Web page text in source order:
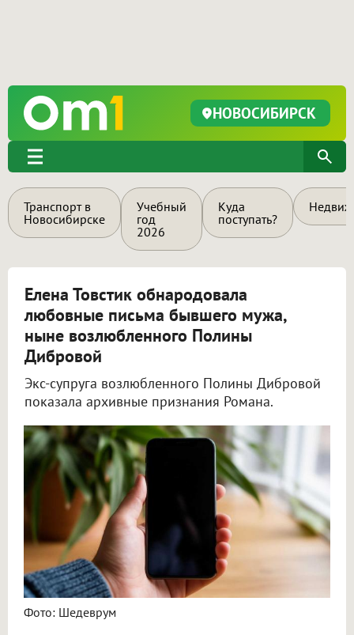
НОВОСИБИРСК
Транспорт в
Новосибирске
Учебный
год
2026
Куда
поступать?
Елена Товстик обнародовала
любовные письма бывшего мужа,
ныне возлюбленного Полины
Дибровой
Экс-супруга возлюбленного Полины Дибровой
показала архивные признания Романа.
Фото: Шедеврум